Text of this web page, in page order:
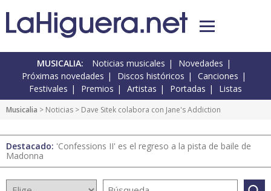
MUSICALIA: Noticias musicales
Novedades
Próximas novedades
Discos históricos
Canciones
Festivales
Premios Artistas Portadas Listas
Musicalia > Noticias > Dave Sitek colabora con Jane's Addiction
Destacado: 'Confessions II' es el regreso a la pista de baile de
Madonna